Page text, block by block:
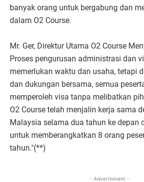
banyak orang untuk bergabung dan
dalam O2 Course.
Mr. Ger, Direktur Utama O2 Course
Proses pengurusan administrasi dan
memerlukan waktu dan usaha, tetapi
dan dukungan bersama, semua
memperoleh visa tanpa melibatkan
O2 Course telah menjalin kerja sama
Malaysia selama dua tahun ke depan
untuk memberangkatkan 8 orang
tahun."(**)
- Advertisment -